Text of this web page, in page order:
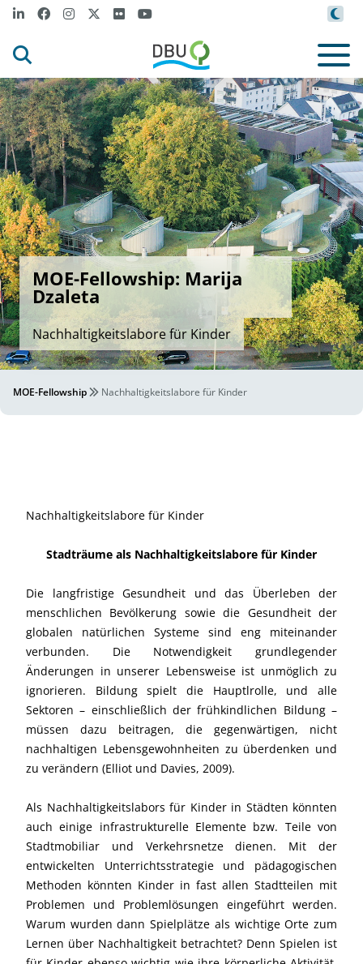
MOE-Fellowship: Marija
Dzaleta
Nachhaltigkeitslabore für Kinder
MOE-Fellowship Nachhaltigkeitslabore für Kinder
Nachhaltigkeitslabore für Kinder
Stadträume als Nachhaltigkeitslabore für Kinder
Die langfristige Gesundheit und das Überleben der
menschlichen Bevölkerung sowie die Gesundheit der
globalen natürlichen Systeme sind eng miteinander
verbunden. Die Notwendigkeit grundlegender
Änderungen in unserer Lebensweise ist unmöglich zu
ignorieren. Bildung spielt die Hauptlrolle, und alle
Sektoren – einschließlich der frühkindlichen Bildung –
müssen dazu beitragen, die gegenwärtigen, nicht
nachhaltigen Lebensgewohnheiten zu überdenken und
zu verändern (Elliot und Davies, 2009).
Als Nachhaltigkeitslabors für Kinder in Städten könnten
auch einige infrastrukturelle Elemente bzw. Teile von
Stadtmobiliar und Verkehrsnetze dienen. Mit der
entwickelten Unterrichtsstrategie und pädagogischen
Methoden könnten Kinder in fast allen Stadtteilen mit
Problemen und Problemlösungen eingeführt werden.
Warum wurden dann Spielplätze als wichtige Orte zum
Lernen über Nachhaltigkeit betrachtet? Denn Spielen ist